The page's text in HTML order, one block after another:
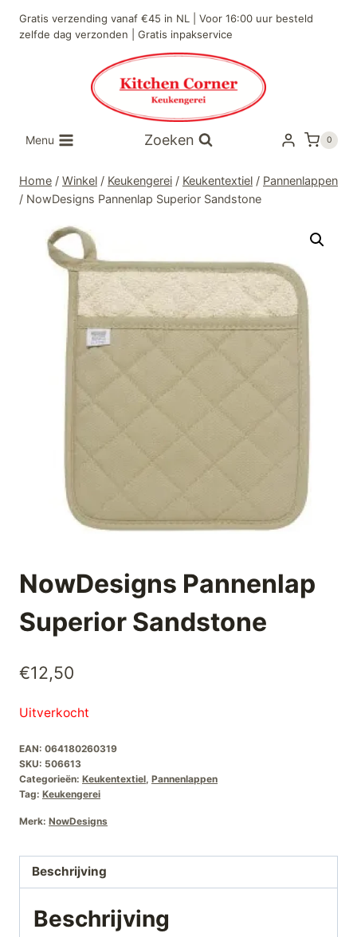
naar
Gratis verzending vanaf €45 in NL | Voor 16:00 uur besteld
zelfde dag verzonden | Gratis inpakservice
Menu Zoeken 0
Home / Winkel / Keukengerei / Keukentextiel / Pannenlappen
/ NowDesigns Pannenlap Superior Sandstone
NowDesigns Pannenlap
Superior Sandstone
€12,50
Uitverkocht
EAN: 064180260319
SKU: 506613
Categorieën: Keukentextiel, Pannenlappen
Tag: Keukengerei
Merk: NowDesigns
Beschrijving
Beschrijving